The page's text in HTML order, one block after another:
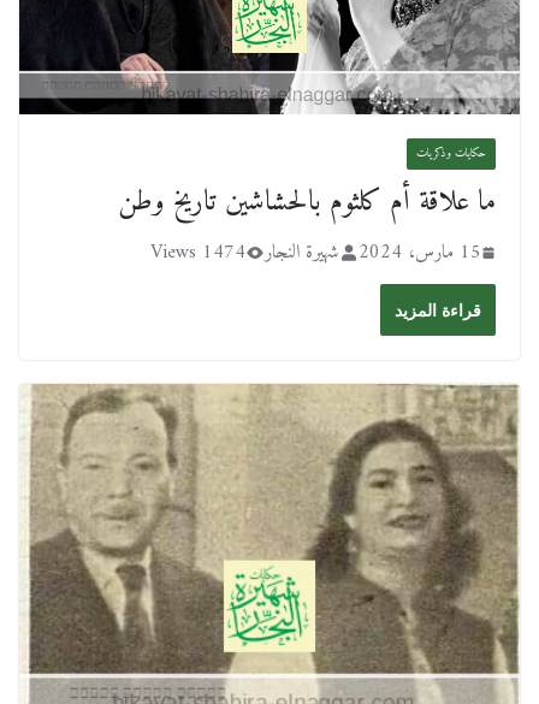
حكايات وذكريات
ما علاقة أم كلثوم بالحشاشين تاريخ وطن
15 مارس، 2024 شهيرة النجار 1474 Views
قراءة المزيد